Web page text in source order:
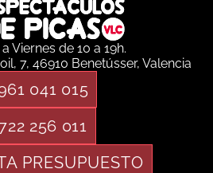
Viernes de 10 a 19h.
7, 46910 Benetússer, Valencia
041 015
256 011
PRESUPUESTO